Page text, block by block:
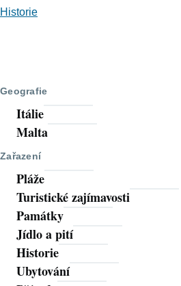
Historie
Geografie
Itálie
Malta
Zařazení
Pláže
Turistické zajímavosti
Památky
Jídlo a pití
Historie
Ubytování